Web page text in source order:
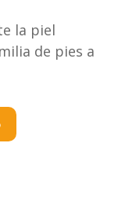
la piel
de pies a